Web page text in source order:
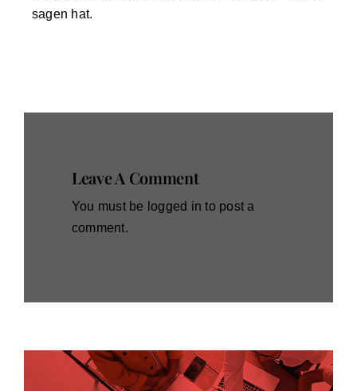
sagen hat.
Leave A Comment
You must be logged in to post a
comment.